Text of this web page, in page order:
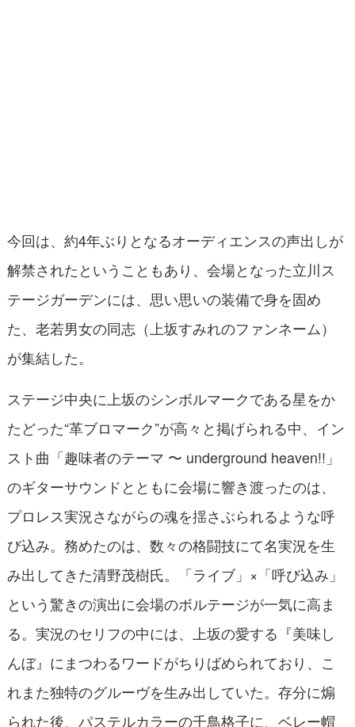
今回は、約4年ぶりとなるオーディエンスの声出しが
解禁されたということもあり、会場となった立川ス
テージガーデンには、思い思いの装備で身を固め
た、老若男女の同志（上坂すみれのファンネーム）
が集結した。
ステージ中央に上坂のシンボルマークである星をか
たどった“革ブロマーク”が高々と掲げられる中、イン
スト曲「趣味者のテーマ 〜 underground heaven!!」
のギターサウンドとともに会場に響き渡ったのは、
プロレス実況さながらの魂を揺さぶられるような呼
び込み。務めたのは、数々の格闘技にて名実況を生
み出してきた清野茂樹氏。「ライブ」×「呼び込み」
という驚きの演出に会場のボルテージが一気に高ま
る。実況のセリフの中には、上坂の愛する『美味し
んぼ』にまつわるワードがちりばめられており、こ
れまた独特のグルーヴを生み出していた。存分に煽
られた後、パステルカラーの千鳥格子に、ベレー帽